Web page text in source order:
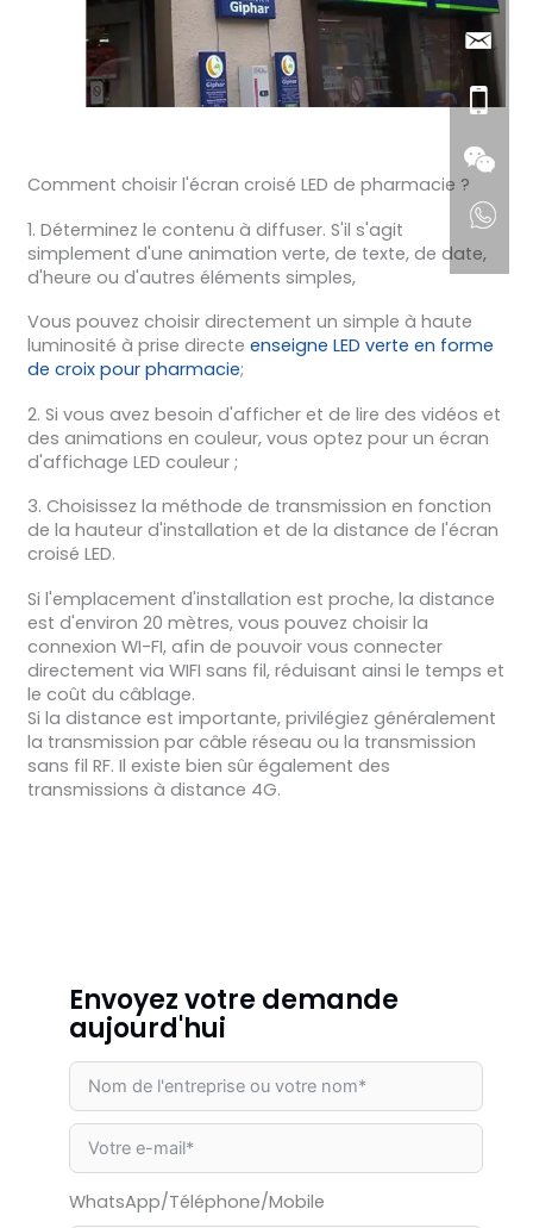
Comment choisir l'écran croisé LED de pharmacie ?
1. Déterminez le contenu à diffuser. S'il s'agit
simplement d'une animation verte, de texte, de date,
d'heure ou d'autres éléments simples,
Vous pouvez choisir directement un simple à haute
luminosité à prise directe enseigne LED verte en forme
de croix pour pharmacie;
2. Si vous avez besoin d'afficher et de lire des vidéos et
des animations en couleur, vous optez pour un écran
d'affichage LED couleur ;
3. Choisissez la méthode de transmission en fonction
de la hauteur d'installation et de la distance de l'écran
croisé LED.
Si l'emplacement d'installation est proche, la distance
est d'environ 20 mètres, vous pouvez choisir la
connexion WI-FI, afin de pouvoir vous connecter
directement via WIFI sans fil, réduisant ainsi le temps et
le coût du câblage.
Si la distance est importante, privilégiez généralement
la transmission par câble réseau ou la transmission
sans fil RF. Il existe bien sûr également des
transmissions à distance 4G.
Envoyez votre demande
aujourd'hui
WhatsApp/Téléphone/Mobile